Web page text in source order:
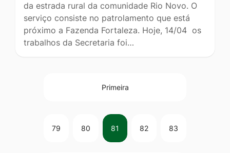
da estrada rural da comunidade Rio Novo. O
serviço consiste no patrolamento que está
próximo a Fazenda Fortaleza. Hoje, 14/04 os
trabalhos da Secretaria foi…
Primeira
79 80 81 82 83